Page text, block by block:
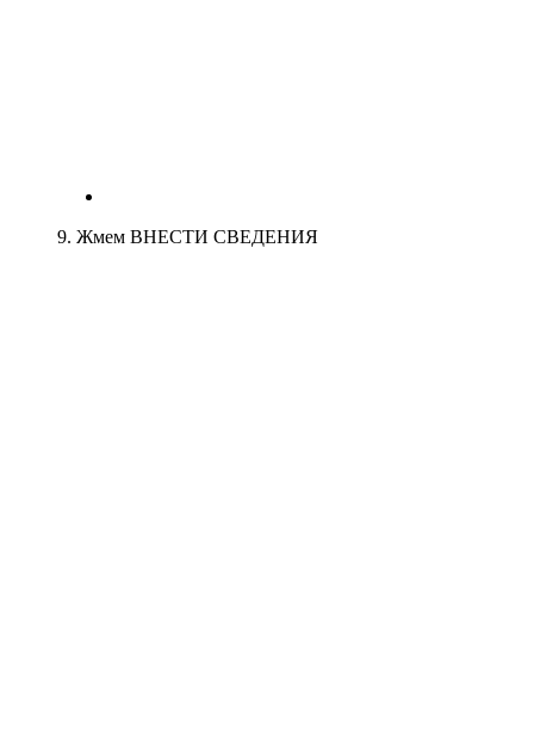
9. Жмем ВНЕСТИ СВЕДЕНИЯ